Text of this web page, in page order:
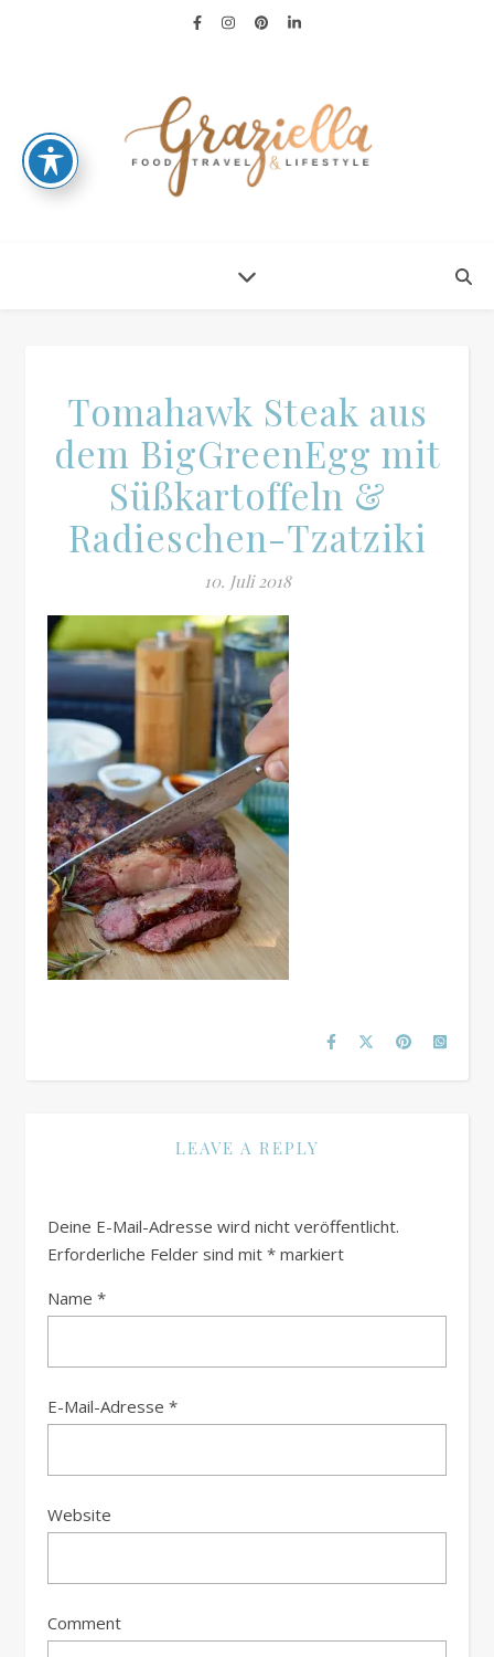
Tomahawk Steak aus
dem BigGreenEgg mit
Süßkartoffeln &
Radieschen-Tzatziki
10. Juli 2018
LEAVE A REPLY
Deine E-Mail-Adresse wird nicht veröffentlicht.
Erforderliche Felder sind mit * markiert
Name *
E-Mail-Adresse *
Website
Comment